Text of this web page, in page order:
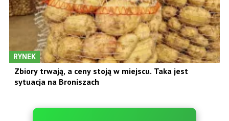
RYNEK
Zbiory trwają, a ceny stoją w miejscu. Taka jest
sytuacja na Broniszach